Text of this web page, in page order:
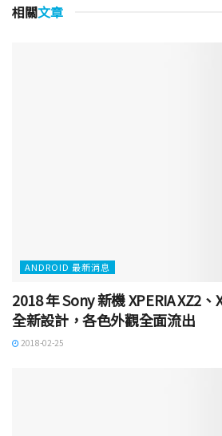
相關文章
ANDROID 最新消息
2018 年 Sony 新機 XPERIA XZ2
全新設計，各色外觀全面流出
2018-02-25